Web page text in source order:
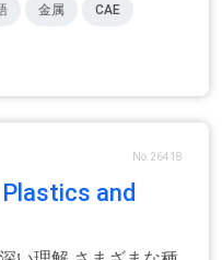
金属 CAE
No.26418
and